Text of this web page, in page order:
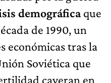
demográficaque
de 1990, un
económicas tras la
Soviética que
cayeran en